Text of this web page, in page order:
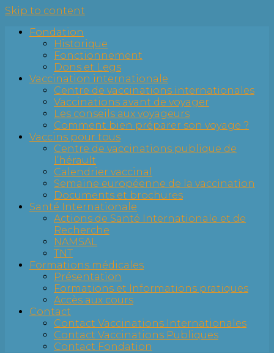
Skip to content
Fondation
Historique
Fonctionnement
Dons et Legs
Vaccination internationale
Centre de vaccinations internationales
Vaccinations avant de voyager
Les conseils aux voyageurs
Comment bien préparer son voyage ?
Vaccins pour tous
Centre de vaccinations publique de
l’hérault
Calendrier vaccinal
Semaine européenne de la vaccination
Documents et brochures
Santé Internationale
Actions de Santé Internationale et de
Recherche
NAMSAL
TNT
Formations médicales
Présentation
Formations et Informations pratiques
Accès aux cours
Contact
Contact Vaccinations Internationales
Contact Vaccinations Publiques
Contact Fondation